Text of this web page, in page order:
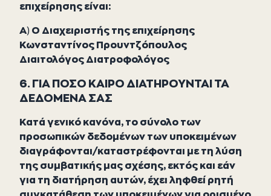
επιχείρησης είναι:
Α) Ο Διαχειριστής της επιχείρησης
Κωνσταντίνος Προυντζόπουλος
Διαιτολόγος Διατροφολόγος
6. ΓΙΑ ΠΟΣΟ ΚΑΙΡΟ ΔΙΑΤΗΡΟΥΝΤΑΙ ΤΑ
ΔΕΔΟΜΕΝΑ ΣΑΣ
Κατά γενικό κανόνα, το σύνολο των
προσωπικών δεδομένων των υποκειμένων
διαγράφονται/καταστρέφονται με τη λύση
της συμβατικής μας σχέσης, εκτός και εάν
για τη διατήρηση αυτών, έχει ληφθεί ρητή